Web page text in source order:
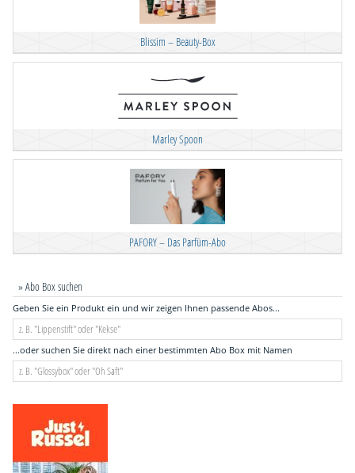
Blissim – Beauty-Box
Marley Spoon
PAFORY – Das Parfüm-Abo
» Abo Box suchen
Geben Sie ein Produkt ein und wir zeigen Ihnen passende Abos...
...oder suchen Sie direkt nach einer bestimmten Abo Box mit Namen